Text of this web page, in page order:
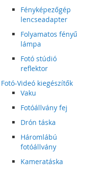
Fényképezőgép
lencseadapter
Folyamatos fényű
lámpa
Fotó stúdió
reflektor
Fotó-Videó kiegészítők
Vaku
Fotóállvány fej
Drón táska
Háromlábú
fotóállvány
Kameratáska